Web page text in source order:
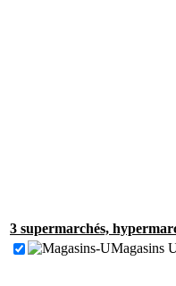
3 supermarchés,
Magasins